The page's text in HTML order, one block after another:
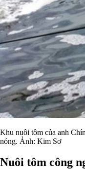
Khu nuôi tôm của anh
nóng. Ảnh: Kim Sơ
Nuôi tôm công